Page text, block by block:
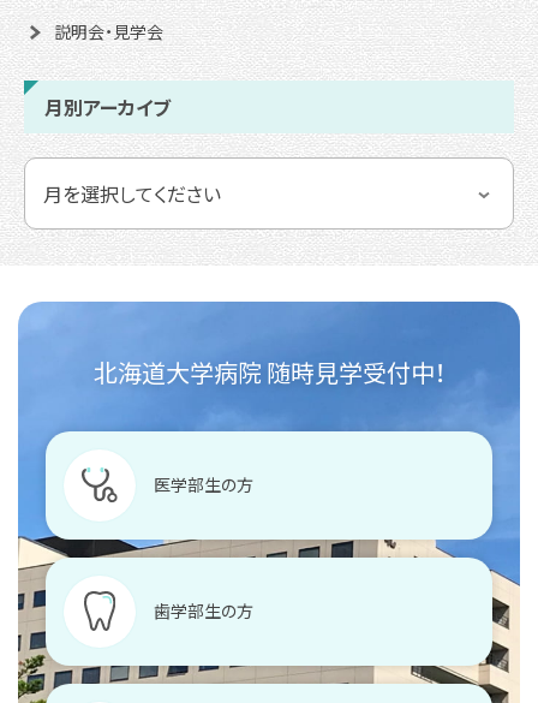
説明会・見学会
月別アーカイブ
北海道大学病院 随時見学受付中！
医学部生の方
歯学部生の方